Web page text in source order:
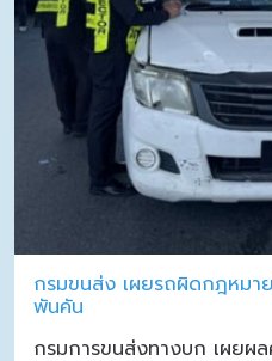
กรมขนส่ง เผยรถผิดกฎหมา
พันคัน
กรมการขนส่งทางบก เผยผ